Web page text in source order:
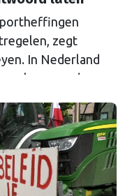
zegt
In Nederland
van de